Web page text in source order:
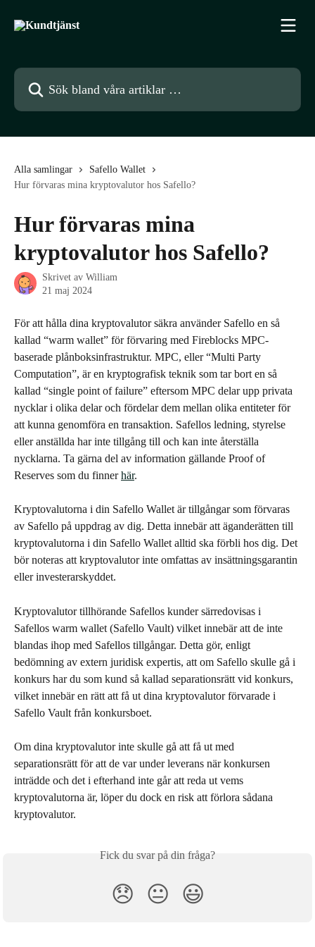
Sök bland våra artiklar …
Alla samlingar
Safello Wallet
Hur förvaras mina kryptovalutor hos Safello?
Hur förvaras mina
kryptovalutor hos Safello?
Skrivet av William
21 maj 2024
För att hålla dina kryptovalutor säkra använder Safello en så
kallad “warm wallet” för förvaring med Fireblocks MPC-
baserade plånboksinfrastruktur. MPC, eller “Multi Party
Computation”, är en kryptografisk teknik som tar bort en så
kallad “single point of failure” eftersom MPC delar upp privata
nycklar i olika delar och fördelar dem mellan olika entiteter för
att kunna genomföra en transaktion. Safellos ledning, styrelse
eller anställda har inte tillgång till och kan inte återställa
nycklarna. Ta gärna del av information gällande Proof of
Reserves som du finner här.
Kryptovalutorna i din Safello Wallet är tillgångar som förvaras
av Safello på uppdrag av dig. Detta innebär att äganderätten till
kryptovalutorna i din Safello Wallet alltid ska förbli hos dig. Det
bör noteras att kryptovalutor inte omfattas av insättningsgarantin
eller investerarskyddet.
Kryptovalutor tillhörande Safellos kunder särredovisas i
Safellos warm wallet (Safello Vault) vilket innebär att de inte
blandas ihop med Safellos tillgångar. Detta gör, enligt
bedömning av extern juridisk expertis, att om Safello skulle gå i
konkurs har du som kund så kallad separationsrätt vid konkurs,
vilket innebär en rätt att få ut dina kryptovalutor förvarade i
Safello Vault från konkursboet.
Om dina kryptovalutor inte skulle gå att få ut med
separationsrätt för att de var under leverans när konkursen
inträdde och det i efterhand inte går att reda ut vems
kryptovalutorna är, löper du dock en risk att förlora sådana
kryptovalutor.
Fick du svar på din fråga?
😞 😐 😃